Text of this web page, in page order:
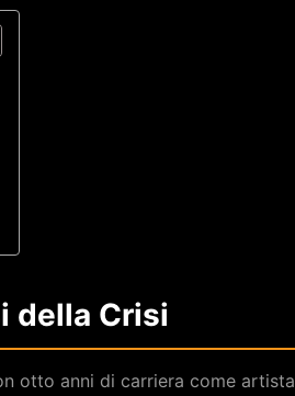
della Crisi
otto anni di carriera come artista